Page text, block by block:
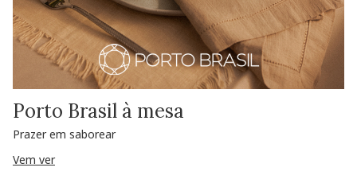
Porto Brasil à mesa
Prazer em saborear
Vem ver